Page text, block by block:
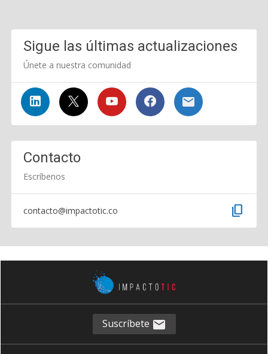
Sigue las últimas actualizaciones
Únete a nuestra comunidad
Contacto
Escríbenos
contacto@impactotic.co content_copy
Suscríbete